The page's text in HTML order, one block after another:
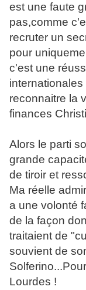
est une faute
pas,comme
recruter un
pour
c'est une
internationales
reconnaitre la
finances
Alors le parti
grande
de tiroir et
Ma réelle
a une volonté
de la façon
traitaient de
souvient de
Lourdes !